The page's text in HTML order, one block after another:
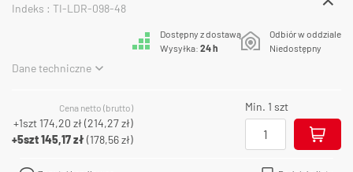
Indeks : TI-LDR-098-48
Dostępny z dostawą
Wysyłka: 24 h
Odbiór w oddziale
Niedostępny
Dane techniczne
Cena netto (brutto)
+1szt 174,20 zł(214,27 zł)
+5szt145,17 zł(178,56 zł)
Min. 1 szt